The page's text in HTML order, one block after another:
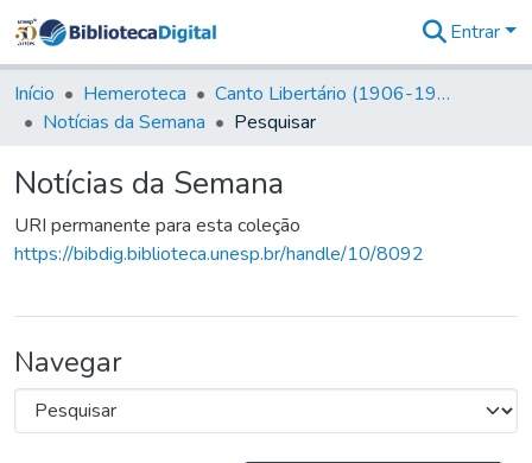
&
Coleções
Tudo na
Digital
Estatísticas
Entrar
Início Hemeroteca
Canto Libertário (1906-1995)
Notícias da Semana
Pesquisar
Notícias da Semana
URI permanente para esta coleção
https://bibdig.biblioteca.unesp.br/handle/10/8092
Navegar